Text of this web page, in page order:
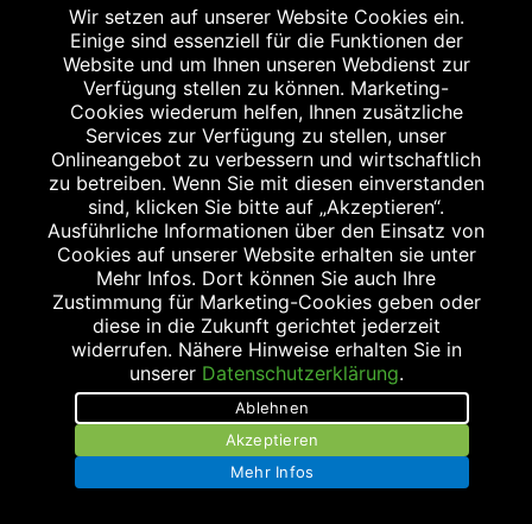
Kontakt
Routenplaner
Impressum
Datenschutz
Barrierefreiheit
Stellenangebote
Bildnachweis
Suche
Abgabe in haushaltsüblichen Mengen, solange der Vorrat reicht. Für Druck-
Wir setzen auf unserer Website Cookies ein.
Einige sind essenziell für die Funktionen der
Website und um Ihnen unseren Webdienst zur
Verfügung stellen zu können. Marketing-
Cookies wiederum helfen, Ihnen zusätzliche
Services zur Verfügung zu stellen, unser
Onlineangebot zu verbessern und wirtschaftlich
zu betreiben. Wenn Sie mit diesen einverstanden
sind, klicken Sie bitte auf „Akzeptieren“.
Ausführliche Informationen über den Einsatz von
Cookies auf unserer Website erhalten sie unter
Mehr Infos. Dort können Sie auch Ihre
Zustimmung für Marketing-Cookies geben oder
diese in die Zukunft gerichtet jederzeit
widerrufen. Nähere Hinweise erhalten Sie in
unserer Datenschutzerklärung.
Ablehnen
Akzeptieren
Mehr Infos